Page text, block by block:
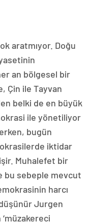
aratmıyor. Doğu
an bölgesel bir
Çin ile Tayvan
belki de en büyük
ile yönetiliyor
bugün
iktidar
Muhalefet bir
bu sebeple mevcut
harcı
Jurgen